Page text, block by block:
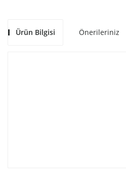
Ürün Bilgisi Önerileriniz